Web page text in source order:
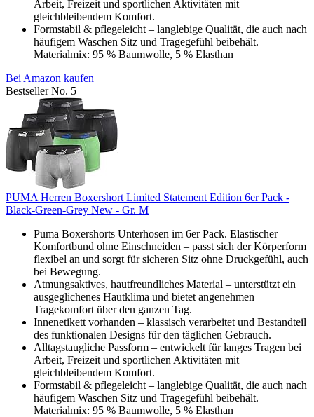
Arbeit, Freizeit und sportlichen Aktivitäten mit
gleichbleibendem Komfort.
Formstabil & pflegeleicht – langlebige Qualität, die auch nach
häufigem Waschen Sitz und Tragegefühl beibehält.
Materialmix: 95 % Baumwolle, 5 % Elasthan
Bei Amazon kaufen
Bestseller No. 5
PUMA Herren Boxershort Limited Statement Edition 6er Pack -
Black-Green-Grey New - Gr. M
Puma Boxershorts Unterhosen im 6er Pack. Elastischer
Komfortbund ohne Einschneiden – passt sich der Körperform
flexibel an und sorgt für sicheren Sitz ohne Druckgefühl, auch
bei Bewegung.
Atmungsaktives, hautfreundliches Material – unterstützt ein
ausgeglichenes Hautklima und bietet angenehmen
Tragekomfort über den ganzen Tag.
Innenetikett vorhanden – klassisch verarbeitet und Bestandteil
des funktionalen Designs für den täglichen Gebrauch.
Alltagstaugliche Passform – entwickelt für langes Tragen bei
Arbeit, Freizeit und sportlichen Aktivitäten mit
gleichbleibendem Komfort.
Formstabil & pflegeleicht – langlebige Qualität, die auch nach
häufigem Waschen Sitz und Tragegefühl beibehält.
Materialmix: 95 % Baumwolle, 5 % Elasthan